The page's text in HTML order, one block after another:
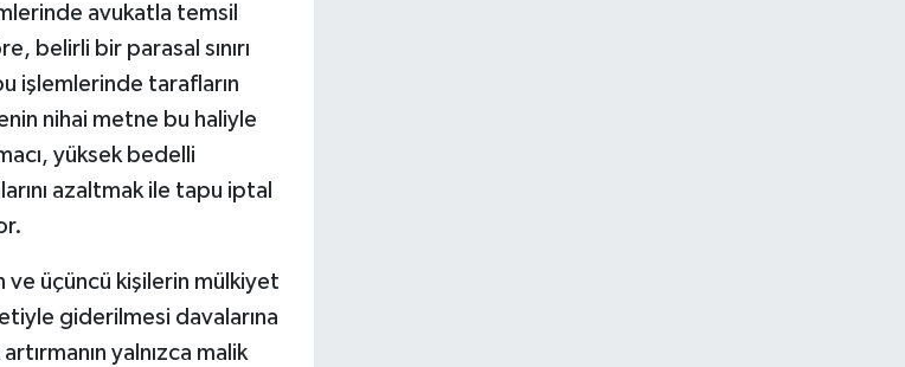
avukatla temsil
belirli bir parasal sınırı
işlemlerinde tarafların
nihai metne bu haliyle
yüksek bedelli
azaltmak ile tapu iptal
üçüncü kişilerin mülkiyet
giderilmesi davalarına
yalnızca malik